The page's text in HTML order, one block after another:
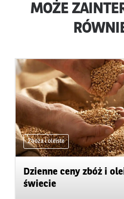
MOŻE
Zboża i oleiste
Dzienne ceny zbóż i
świecie